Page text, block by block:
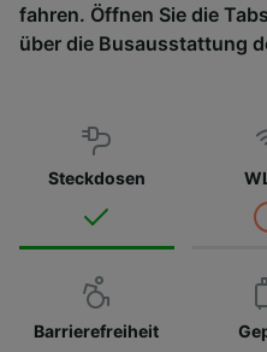
fahren. Öffnen Sie die
über die Busausstattung
Steckdosen
Barrierefreiheit